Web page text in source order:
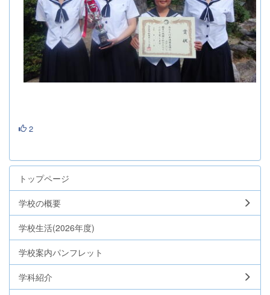
2
トップページ
学校の概要
学校生活(2026年度)
学校案内パンフレット
学科紹介